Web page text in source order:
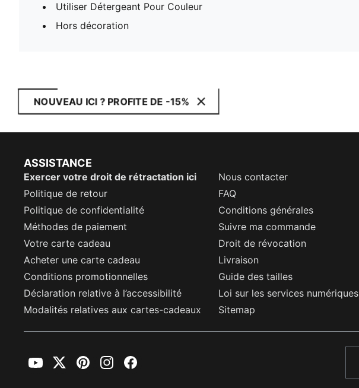
Utiliser Détergeant Pour Couleur
Hors décoration
NOUVEAU ICI ? PROFITE DE -15%
ASSISTANCE
Exercer votre droit de rétractation ici
Nous contacter
Politique de retour
FAQ
Politique de confidentialité
Conditions générales
Méthodes de paiement
Suivre ma commande
Votre carte cadeau
Droit de révocation
Acheter une carte cadeau
Livraison
Conditions promotionnelles
Guide des tailles
Déclaration relative à l’accessibilité
Loi sur les services numériques
Modalités relatives aux cartes-cadeaux
Sitemap
YouTubeTwitterPinterestInstagramFacebook